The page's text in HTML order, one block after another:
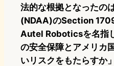
法的な根拠となったの
(NDAA)のSection
Autel Roboticsを名指
の安全保障とアメリカ
いリスクをもたらすか